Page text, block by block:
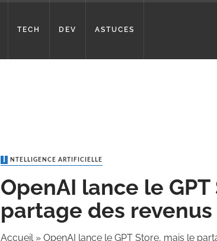
TECH DEV ASTUCES
INTELLIGENCE ARTIFICIELLE
OpenAI lance le
partage des
Accueil» OpenAI lance le GPT Store, mais le